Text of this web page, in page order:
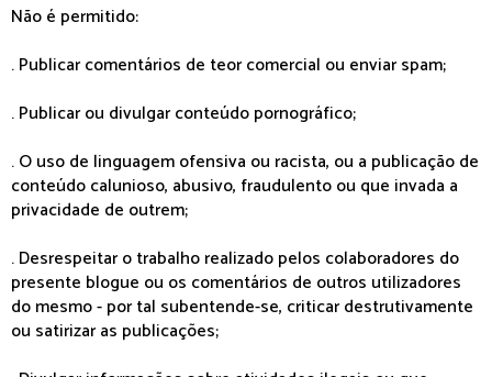
Não é permitido:
. Publicar comentários de teor comercial ou enviar spam;
. Publicar ou divulgar conteúdo pornográfico;
. O uso de linguagem ofensiva ou racista, ou a publicação de
conteúdo calunioso, abusivo, fraudulento ou que invada a
privacidade de outrem;
. Desrespeitar o trabalho realizado pelos colaboradores do
presente blogue ou os comentários de outros utilizadores
do mesmo - por tal subentende-se, criticar destrutivamente
ou satirizar as publicações;